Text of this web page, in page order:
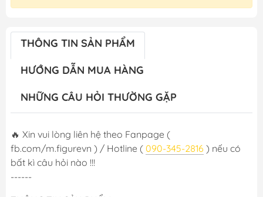
THÔNG TIN SẢN PHẨM
HƯỚNG DẪN MUA HÀNG
NHỮNG CÂU HỎI THƯỜNG GẶP
🔥 Xin vui lòng liên hệ theo Fanpage (
fb.com/m.figurevn ) / Hotline ( 090-345-2816 ) nếu có
bất kì câu hỏi nào !!!
------